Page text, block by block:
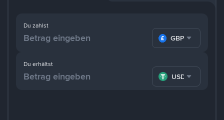
Du zahlst
GBP
Du erhältst
USDT